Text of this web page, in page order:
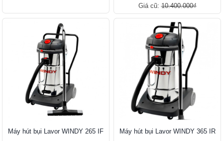
Giá cũ:10.400.000₫
Máy hút bụi Lavor WINDY 265 IF Máy hút bụi Lavor WINDY 365 IR